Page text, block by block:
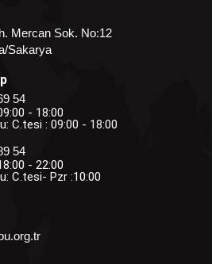
Mercan Sok. No:12
Sakarya
54
- 18:00
C.tesi : 09:00 - 18:00
54
- 22:00
C.tesi- Pzr :10:00